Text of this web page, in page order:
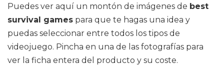
Puedes ver aquí un montón de imágenes de best
survival games para que te hagas una idea y
puedas seleccionar entre todos los tipos de
videojuego. Pincha en una de las fotografías para
ver la ficha entera del producto y su coste.